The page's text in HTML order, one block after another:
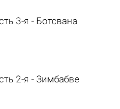
3-я - Ботсвана
2-я - Зимбабве